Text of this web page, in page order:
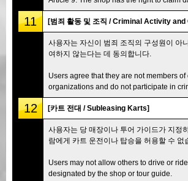
11 [범죄 활동 및 조직 / Criminal Activity
사용자는 자신이 범죄 조직의 구성원이 아
여하지 않는다는 데 동의합니다.
Users agree that they are not members of
organizations and do not participate in
12 [카트 전대 / Subleasing Karts]
사용자는 당 매장이나 투어 가이드가 지정
람에게 카트 운전이나 탑승을 허용할 수 없
Users may not allow others to drive or
designated by the shop or tour guide.